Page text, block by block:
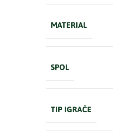
MATERIAL
SPOL
TIP IGRAČE